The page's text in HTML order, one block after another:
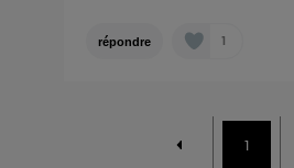
répondre 1
1